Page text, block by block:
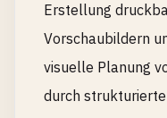
Erstellung
Vorschaubildern
visuelle Planung
durch